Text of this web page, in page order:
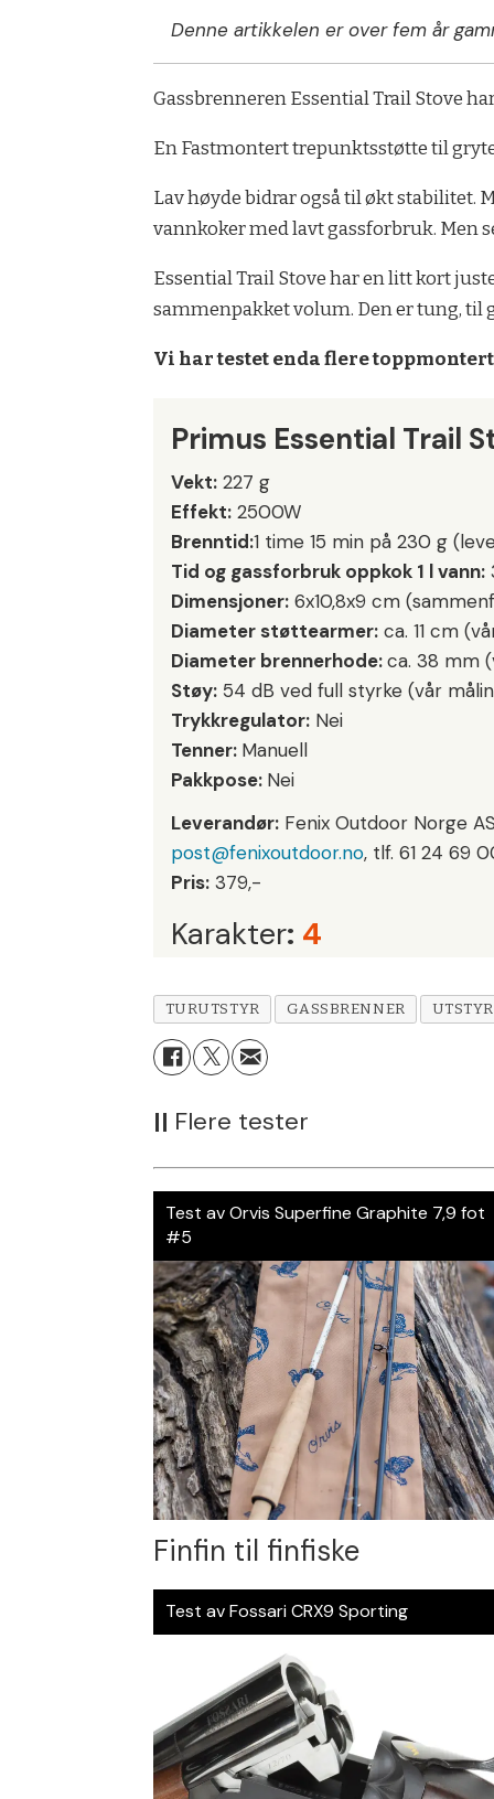
Denne artikkelen er over fem år
Gassbrenneren Essential Trail Stove
En Fastmontert trepunktsstøtte til
Lav høyde bidrar også til økt stabilitet.
vannkoker med lavt gassforbruk. Men
Essential Trail Stove har en litt kort
sammenpakket volum. Den er tung,
Vi har testet enda flere
Primus Essential Trail
Vekt: 227 g
Effekt: 2500W
Brenntid:1 time 15 min på 230 g
Tid og gassforbruk oppkok 1 l vann:
Dimensjoner: 6x10,8x9 cm
Diameter støttearmer: ca. 11 cm
Diameter brennerhode:ca. 38 mm
Støy: 54 dB ved full styrke (vår
Trykkregulator: Nei
Tenner: Manuell
Pakkpose: Nei
Leverandør: Fenix Outdoor Norge
post@fenixoutdoor.no, tlf. 61 24 69
Pris: 379,-
Karakter: 4
TURUTSTYR GASSBRENNER UTSTYR
|| Flere tester
Test av Orvis Superfine Graphite 7,9 fot
#5
Finfin til finfiske
Test av Fossari CRX9 Sporting